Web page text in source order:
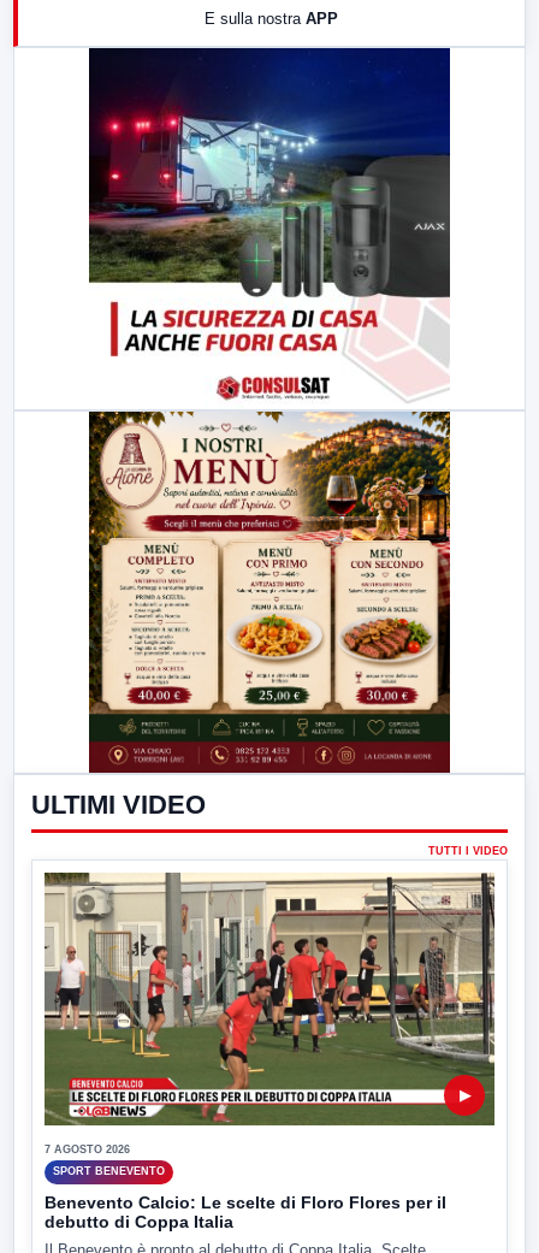
E sulla nostra APP
ULTIMI VIDEO
TUTTI I VIDEO
▶
7 AGOSTO 2026
SPORT BENEVENTO
Benevento Calcio: Le scelte di Floro Flores per il
debutto di Coppa Italia